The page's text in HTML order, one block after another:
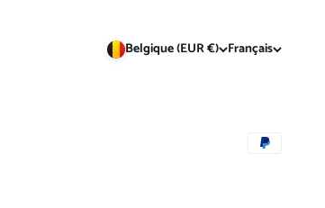
Belgique (EUR €) Français